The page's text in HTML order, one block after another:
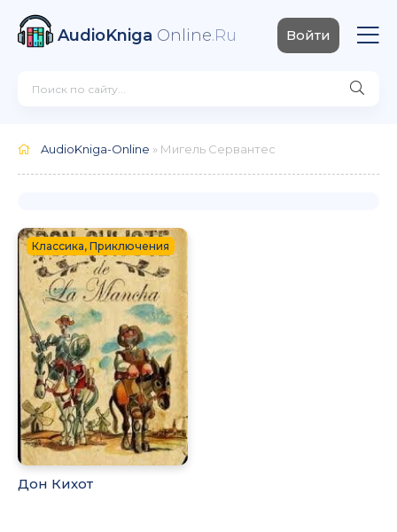
AudioKniga Online.Ru Войти
AudioKniga-Online » Мигель Сервантес
Классика, Приключения
Дон Кихот